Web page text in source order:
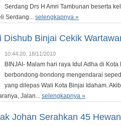
Serdang Drs H Amri Tambunan beserta
Serdang... selengkapnya »
Dishub Binjai Cekik
10:44:20, 18/11/2010
BINJAI- Malam hari raya Idul Adha di
berbondong-bondong mengendarai
yang dilepas Wali Kota Binjai Idaham.
Jalan... selengkapnya »
Johan Serahkan 45